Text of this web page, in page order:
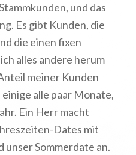
und das
Es gibt Kunden, die
die einen fixen
alles andere herum
meiner Kunden
alle paar Monate,
Ein Herr macht
Dates mit
unser Sommerdate an.